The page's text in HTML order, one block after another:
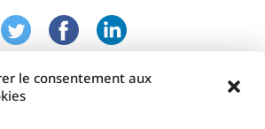
le consentement aux